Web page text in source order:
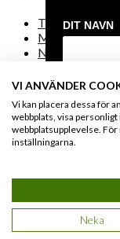
Tilbud
Mest solgte
Nye vine
FAQ
Kontakta oss
Engros &
© 2021 WineGuys
VI ANVÄNDER
Vi kan placera dessa för
webbplats, visa
webbplatsupplevelse.
inställningarna.
Neka
DIT NAVN
DIN EMAIL
Du giver os
igen på linket i